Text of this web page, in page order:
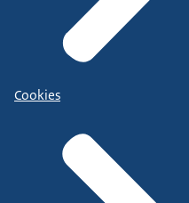
Cookies